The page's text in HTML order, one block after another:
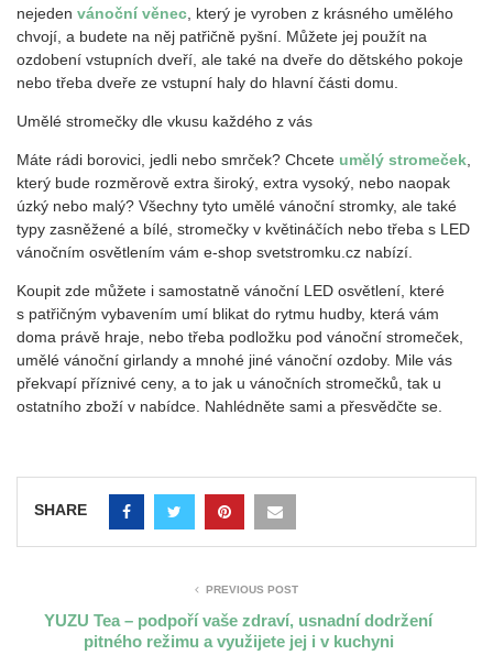
nejeden vánoční věnec , který je vyroben z krásného umělého
chvojí, a budete na něj patřičně pyšní. Můžete jej použít na
ozdobení vstupních dveří, ale také na dveře do dětského pokoje
nebo třeba dveře ze vstupní haly do hlavní části domu.
Umělé stromečky dle vkusu každého z vás
Máte rádi borovici, jedli nebo smrček? Chcete umělý stromeček
který bude rozměrově extra široký, extra vysoký, nebo naopak
úzký nebo malý? Všechny tyto umělé vánoční stromky, ale také
typy zasněžené a bílé, stromečky v květináčích nebo třeba s LED
vánočním osvětlením vám e-shop svetstromku.cz nabízí.
Koupit zde můžete i samostatně vánoční LED osvětlení, které
s patřičným vybavením umí blikat do rytmu hudby, která vám
doma právě hraje, nebo třeba podložku pod vánoční stromeček,
umělé vánoční girlandy a mnohé jiné vánoční ozdoby. Mile vás
překvapí příznivé ceny, a to jak u vánočních stromečků, tak u
ostatního zboží v nabídce. Nahlédněte sami a přesvědčte se.
SHARE
PREVIOUS POST
YUZU Tea – podpoří vaše zdraví, usnadní dodržení
pitného režimu a využijete jej i v kuchyni